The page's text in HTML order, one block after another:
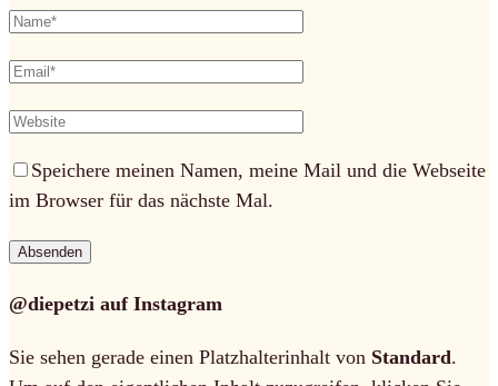
Speichere meinen Namen, meine Mail und die Webseite
im Browser für das nächste Mal.
@diepetzi auf Instagram
Sie sehen gerade einen Platzhalterinhalt von Standard.